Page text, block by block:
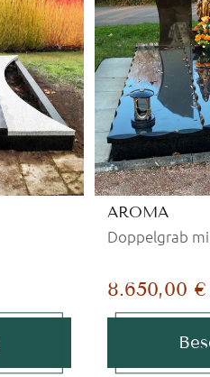
AROMA
Doppelgrab
8.650,00 €